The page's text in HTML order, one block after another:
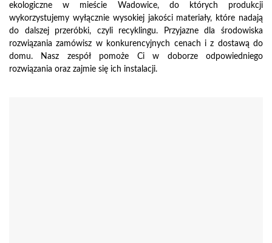
ekologiczne w mieście Wadowice, do których produkcji
wykorzystujemy wyłącznie wysokiej jakości materiały, które nadają
do dalszej przeróbki, czyli recyklingu. Przyjazne dla środowiska
rozwiązania zamówisz w konkurencyjnych cenach i z dostawą do
domu. Nasz zespół pomoże Ci w doborze odpowiedniego
rozwiązania oraz zajmie się ich instalacji.